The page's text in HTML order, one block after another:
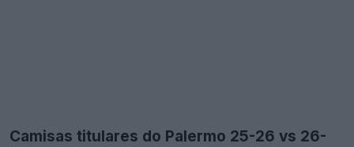
Camisas titulares do Palermo 25-26 vs 26-